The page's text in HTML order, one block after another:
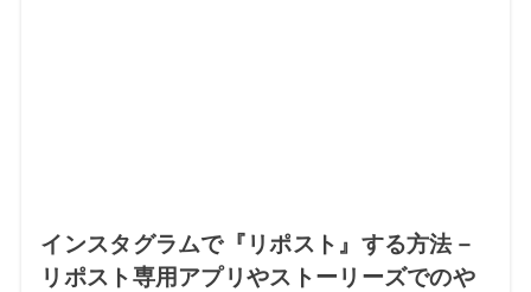
インスタグラムで『リポスト』する方法－
リポスト専用アプリやストーリーズでのや